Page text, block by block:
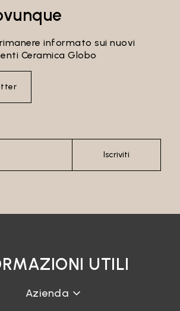
informato sui nuovi
Ceramica Globo
Iscriviti
UTILI
Azienda